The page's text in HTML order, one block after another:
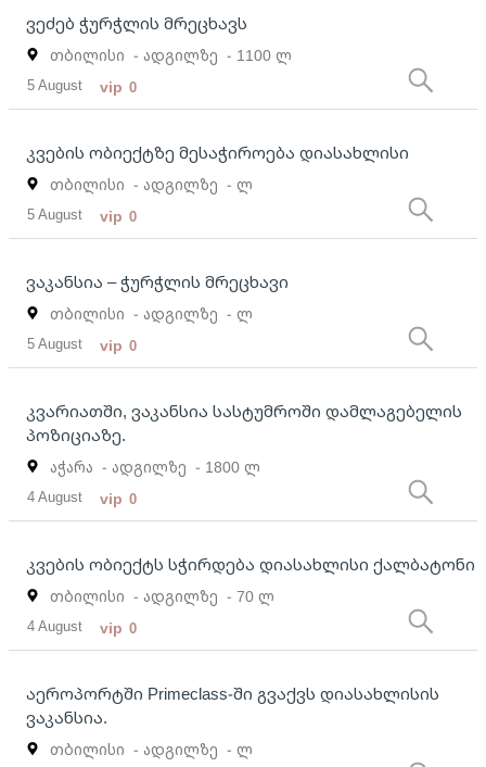
ვეძებ ჭურჭლის მრეცხავს
თბილისი - ადგილზე - 1100 ლ
5 August vip 0
კვების ობიექტზე მესაჭიროება დიასახლისი
თბილისი - ადგილზე - ლ
5 August vip 0
ვაკანსია – ჭურჭლის მრეცხავი
თბილისი - ადგილზე - ლ
5 August vip 0
კვარიათში, ვაკანსია სასტუმროში დამლაგებელის
პოზიციაზე.
აჭარა - ადგილზე - 1800 ლ
4 August vip 0
კვების ობიექტს სჭირდება დიასახლისი ქალბატონი
თბილისი - ადგილზე - 70 ლ
4 August vip 0
აეროპორტში Primeclass-ში გვაქვს დიასახლისის
ვაკანსია.
თბილისი - ადგილზე - ლ